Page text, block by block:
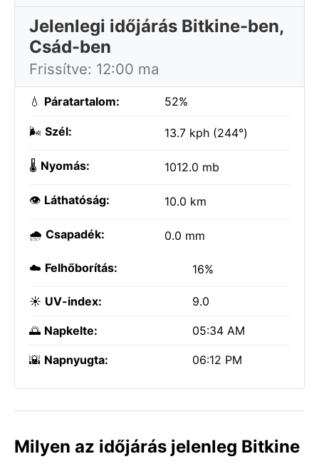
Jelenlegi időjárás Bitkine-ben,
Csád-ben
Frissítve: 12:00 ma
💧 Páratartalom: 52%
🌬️ Szél: 13.7 kph (244°)
🌡️ Nyomás: 1012.0 mb
👁️ Láthatóság: 10.0 km
🌧️ Csapadék: 0.0 mm
☁️ Felhőborítás: 16%
☀️ UV-index: 9.0
🌅 Napkelte: 05:34 AM
🌇 Napnyugta: 06:12 PM
Milyen az időjárás jelenleg Bitkine